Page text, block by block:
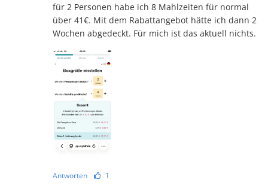
für 2 Personen habe ich 8 Mahlzeiten für normal
über 41€. Mit dem Rabattangebot hätte ich dann 2
Wochen abgedeckt. Für mich ist das aktuell nichts.
Antworten 1